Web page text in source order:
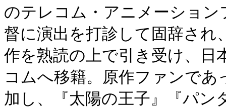
のテレコム・アニメーショ
督に演出を打診して固辞され
作を熟読の上で引き受け、日
コムへ移籍。原作ファンで
加し、『太陽の王子』『パン